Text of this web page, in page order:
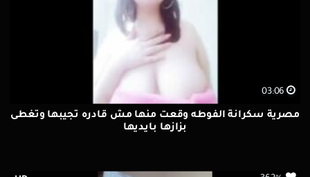
03:06
مصرية سكرانة الفوطه وقعت منها مش قادره تجيبها وتغطى
بزازها بايديها